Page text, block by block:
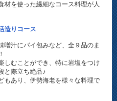
材を使った繊細なコース料理が人
造りコース
噌汁にパイ包みなど、全９品のま
しむことができ、特に岩塩をつけ
と際立ち絶品♪
もあり、伊勢海老を様々な料理で